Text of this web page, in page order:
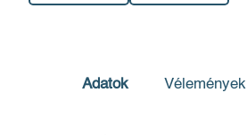
Adatok Vélemények